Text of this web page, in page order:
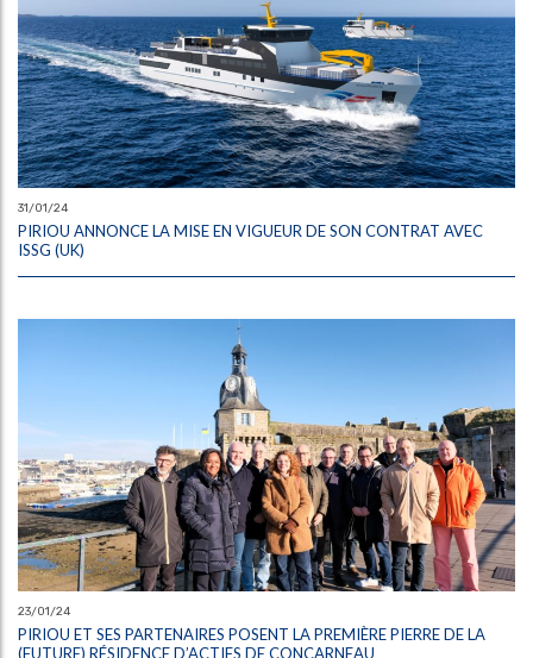
31/01/24
PIRIOU ANNONCE LA MISE EN VIGUEUR DE SON CONTRAT AVEC
ISSG (UK)
23/01/24
PIRIOU ET SES PARTENAIRES POSENT LA PREMIÈRE PIERRE DE LA
(FUTURE) RÉSIDENCE D’ACTIFS DE CONCARNEAU